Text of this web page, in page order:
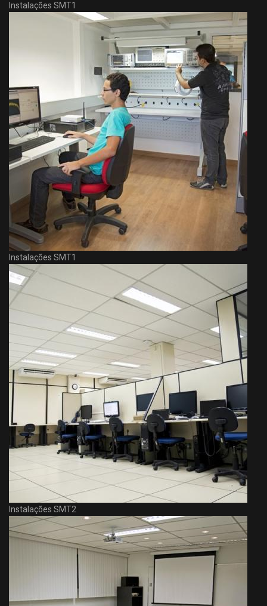
Instalações SMT1
Instalações SMT1
Instalações SMT2